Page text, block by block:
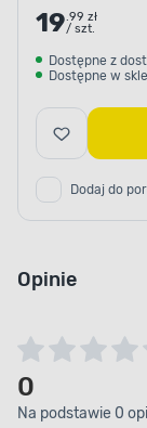
19.99 zł
/ szt.
Dostępne z
Dostępne w
Dodaj do
Opinie
0
Na podstawie 0